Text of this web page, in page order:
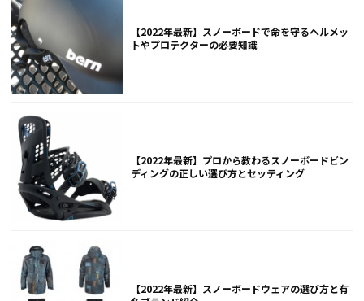
【2022年最新】スノーボードで命を守るヘルメッ
トやプロテクターの必要知識
【2022年最新】プロから教わるスノーボードビン
ディングの正しい選び方とセッティング
【2022年最新】スノーボードウェアの選び方と有